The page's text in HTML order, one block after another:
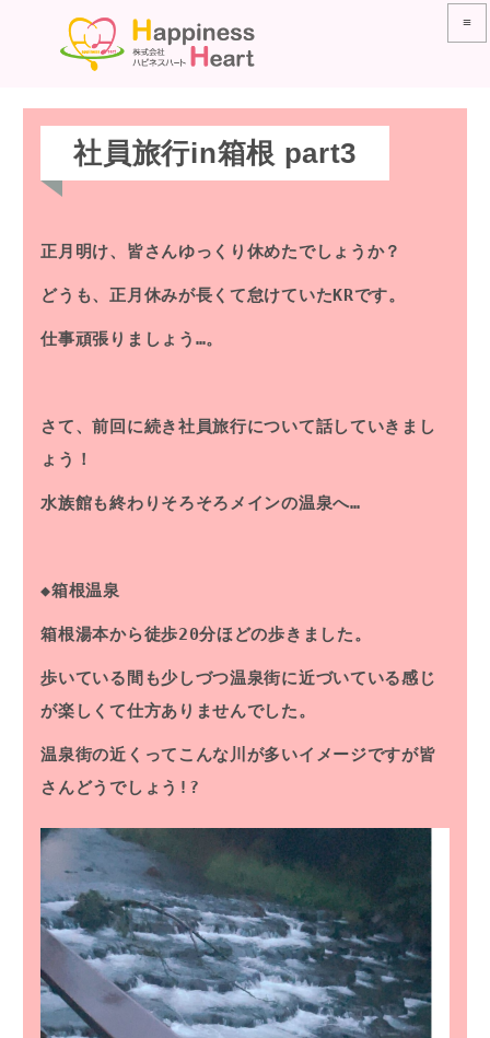
≡
社員旅行in箱根 part3
正月明け、皆さんゆっくり休めたでしょうか？
どうも、正月休みが長くて怠けていたKRです。
仕事頑張りましょう…。
さて、前回に続き社員旅行について話していきまし
ょう！
水族館も終わりそろそろメインの温泉へ…
◆箱根温泉
箱根湯本から徒歩20分ほどの歩きました。
歩いている間も少しづつ温泉街に近づいている感じ
が楽しくて仕方ありませんでした。
温泉街の近くってこんな川が多いイメージですが皆
さんどうでしょう!?